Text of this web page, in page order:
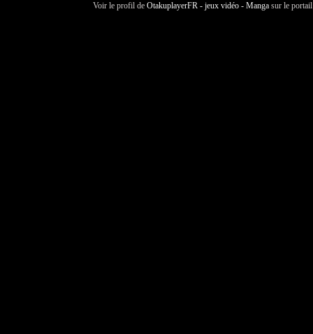
Voir le profil de OtakuplayerFR - jeux vidéo - Manga sur le